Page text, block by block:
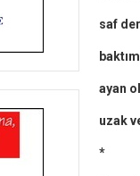
saf
ayan
uzak
*